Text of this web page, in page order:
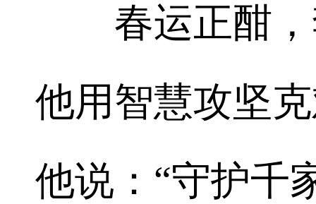
春运正酣，
他用智慧攻坚
他说：“守护千